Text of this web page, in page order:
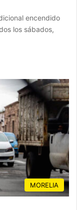
encendido
los sábados,
MORELIA